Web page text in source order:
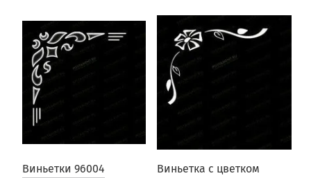
Виньетки 96004
Виньетка с цветком